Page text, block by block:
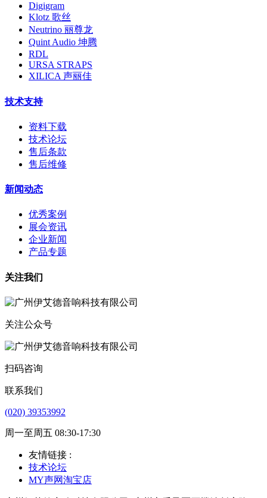
Digigram
Klotz 歌丝
Neutrino 丽尊龙
Quint Audio 坤腾
RDL
URSA STRAPS
XILICA 声丽佳
技术支持
资料下载
技术论坛
售后条款
售后维修
新闻动态
优秀案例
展会资讯
企业新闻
产品专题
关注我们
关注公众号
扫码咨询
联系我们
(020) 39353992
周一至周五 08:30-17:30
友情链接 :
技术论坛
MY声网淘宝店